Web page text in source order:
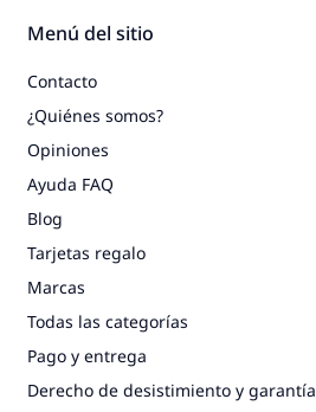
Menú del sitio
Contacto
¿Quiénes somos?
Opiniones
Ayuda FAQ
Blog
Tarjetas regalo
Marcas
Todas las categorías
Pago y entrega
Derecho de desistimiento y garantía